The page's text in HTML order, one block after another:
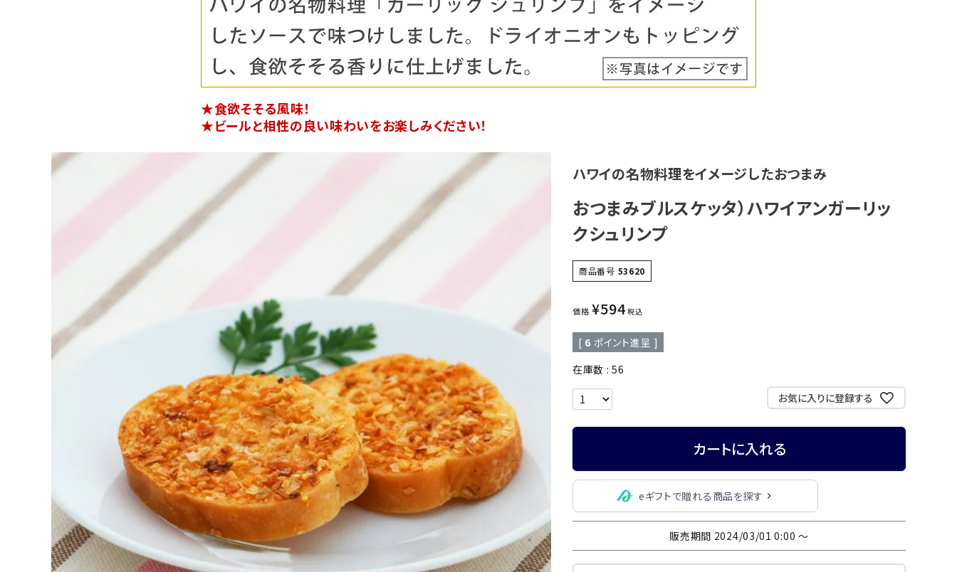
★食欲そそる風味！
★ビールと相性の良い味わいをお楽しみください！
ハワイの名物料理をイメージしたおつまみ
おつまみブルスケッタ）ハワイアンガーリッ
クシュリンプ
商品番号 53620
価格 ¥594 税込
[ 6 ポイント進呈 ]
在庫数
56
お気に入りに登録する
カートに入れる
eギフトで贈れる商品を探す
販売期間 2024/03/01 0:00 〜